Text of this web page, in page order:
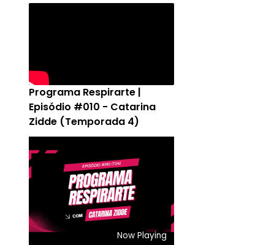
Programa Respirarte |
Episódio #010 - Catarina
Zidde (Temporada 4)
Now Playing